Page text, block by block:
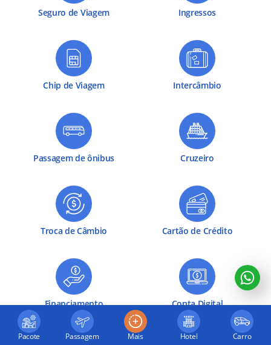
Seguro de Viagem Ingressos
Chip de Viagem Intercâmbio
Passagem de ônibus Cruzeiro
Troca de Câmbio Cartão de Crédito
Financiamento Conta Digital
Pacote Passagem Hotel Carro
Mais